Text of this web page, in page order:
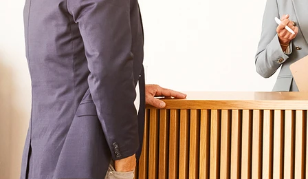
Krankheitsbilder & Therapien
Behandlungsfelder
Therapien
Symptome & Beschwerden
Selbsttests
Presse
Bewertungen
Karriere
Unternehmensfakten